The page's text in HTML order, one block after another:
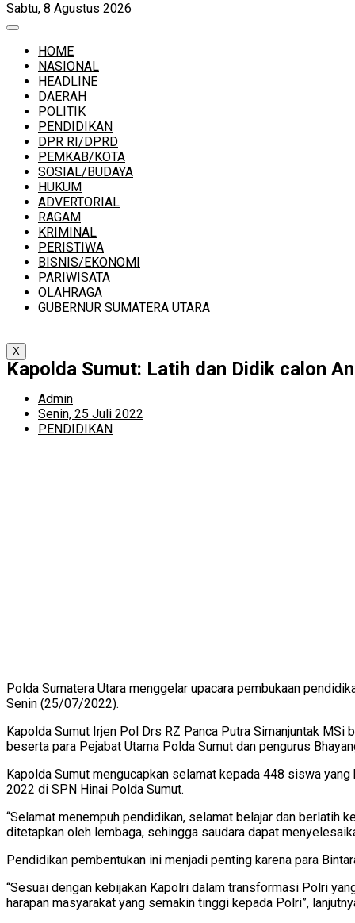
Sabtu, 8 Agustus 2026
HOME
NASIONAL
HEADLINE
DAERAH
POLITIK
PENDIDIKAN
DPR RI/DPRD
PEMKAB/KOTA
SOSIAL/BUDAYA
HUKUM
ADVERTORIAL
RAGAM
KRIMINAL
PERISTIWA
BISNIS/EKONOMI
PARIWISATA
OLAHRAGA
GUBERNUR SUMATERA UTARA
X
Kapolda Sumut: Latih dan Didik calon
Admin
Senin, 25 Juli 2022
PENDIDIKAN
Polda Sumatera Utara menggelar upacara pembukaan
Senin (25/07/2022).
Kapolda Sumut Irjen Pol Drs RZ Panca Putra Simanjuntak MSi
beserta para Pejabat Utama Polda Sumut dan pengurus
Kapolda Sumut mengucapkan selamat kepada 448 siswa
2022 di SPN Hinai Polda Sumut.
“Selamat menempuh pendidikan, selamat belajar dan berlatih
ditetapkan oleh lembaga, sehingga saudara dapat
Pendidikan pembentukan ini menjadi penting karena para
“Sesuai dengan kebijakan Kapolri dalam transformasi Polri
harapan masyarakat yang semakin tinggi kepada Polri”,